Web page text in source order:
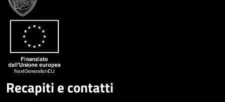
Recapiti e contatti